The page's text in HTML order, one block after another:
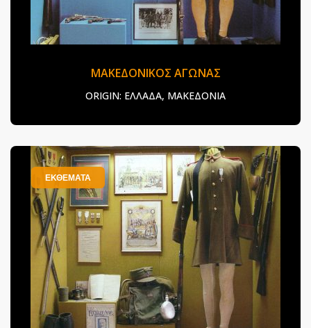
ΜΑΚΕΔΟΝΙΚΟΣ ΑΓΩΝΑΣ
ORIGIN: ΕΛΛΑΔΑ, ΜΑΚΕΔΟΝΙΑ
ΕΚΘΕΜΑΤΑ